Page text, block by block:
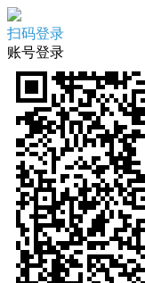
扫码登录
账号登录